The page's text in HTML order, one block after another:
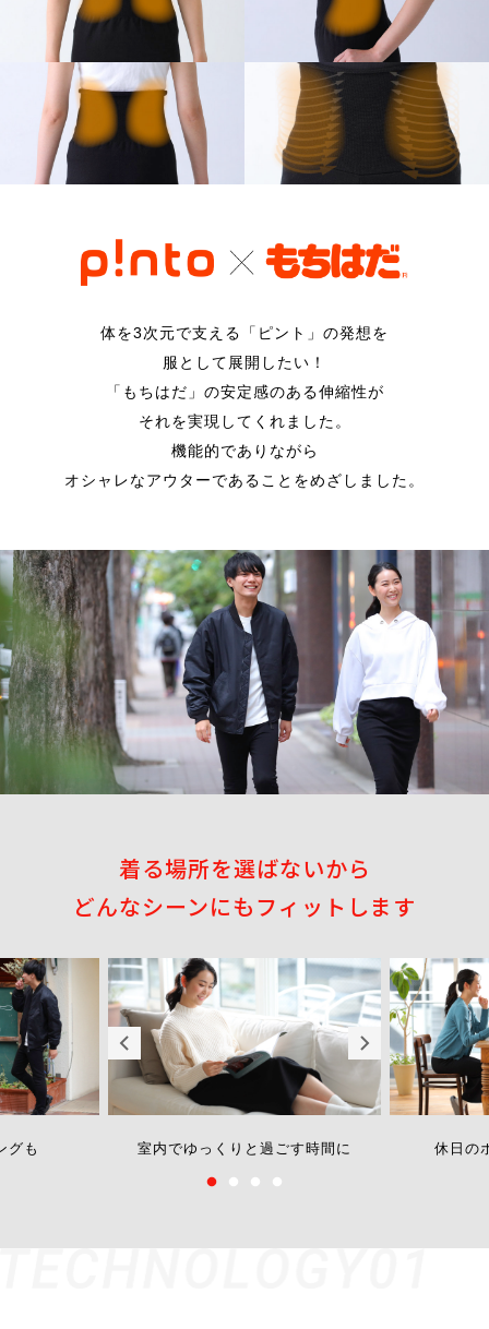
体を3次元で支える「ピント」の発想を
服として展開したい！
「もちはだ」の安定感のある伸縮性が
それを実現してくれました。
機能的でありながら
オシャレなアウターであることをめざしました。
着る場所を選ばないから
どんなシーンにもフィットします
グも 室内でゆっくりと過ごす時間に 休日の